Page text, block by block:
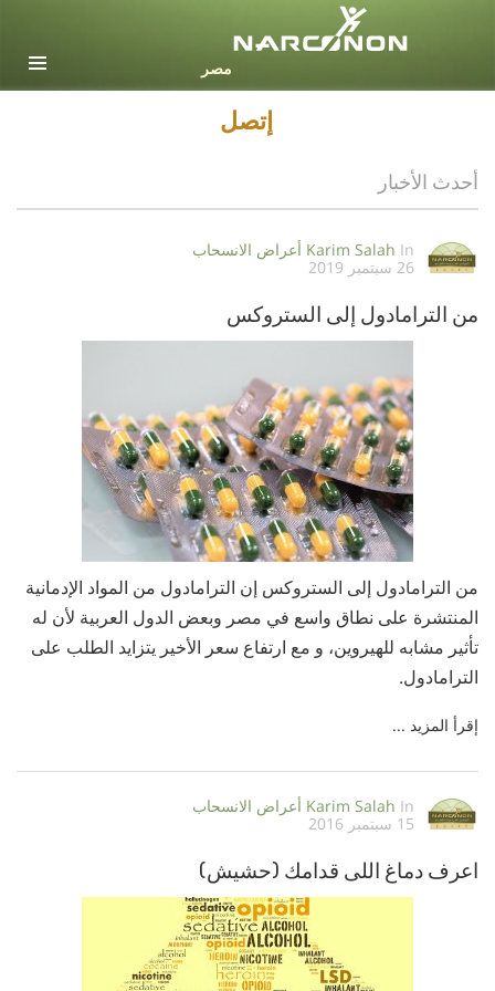
جميع المناطق / اللغات
إتصل
أحدث الأخبار
Karim Salah In
أعراض الانسحاب
26 سبتمبر 2019
من الترامادول إلى الستروكس
من الترامادول إلى الستروكس إن الترامادول من المواد الإدمانية
المنتشرة على نطاق واسع في مصر وبعض الدول العربية لأن له
تأثير مشابه للهيروين، و مع ارتفاع سعر الأخير يتزايد الطلب على
الترامادول.
إقرأ المزيد ...
Karim Salah In
أعراض الانسحاب
15 سبتمبر 2016
اعرف دماغ اللى قدامك (حشيش)